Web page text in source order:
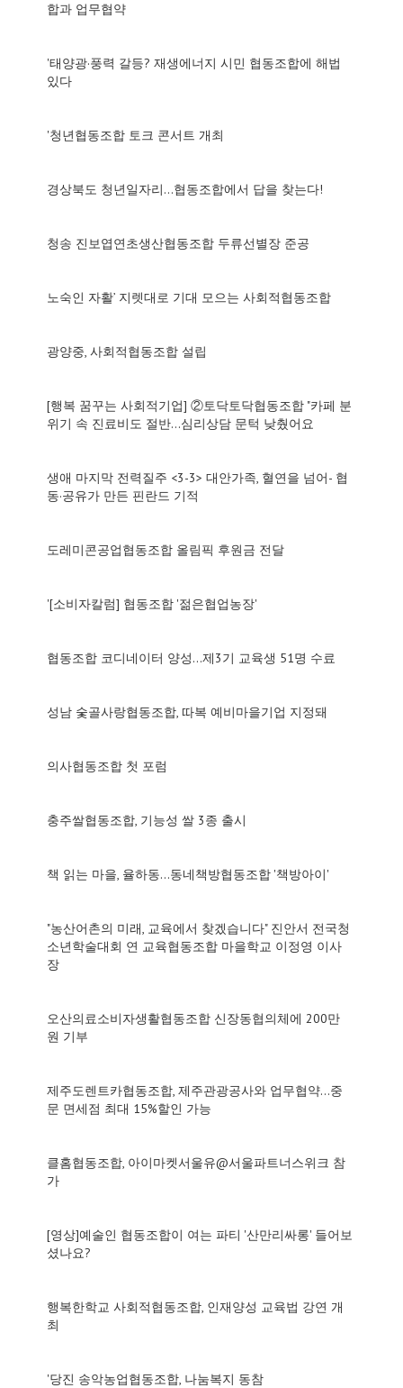
합과 업무협약
'태양광·풍력 갈등? 재생에너지 시민 협동조합에 해법
있다
'청년협동조합 토크 콘서트 개최
경상북도 청년일자리...협동조합에서 답을 찾는다!
청송 진보엽연초생산협동조합 두류선별장 준공
노숙인 자활’ 지렛대로 기대 모으는 사회적협동조합
광양중, 사회적협동조합 설립
[행복 꿈꾸는 사회적기업] ②토닥토닥협동조합 "카페 분
위기 속 진료비도 절반…심리상담 문턱 낮췄어요
생애 마지막 전력질주 <3-3> 대안가족, 혈연을 넘어- 협
동·공유가 만든 핀란드 기적
도레미콘공업협동조합 올림픽 후원금 전달
'[소비자칼럼] 협동조합 '젊은협업농장'
협동조합 코디네이터 양성…제3기 교육생 51명 수료
성남 숯골사랑협동조합, 따복 예비마을기업 지정돼
의사협동조합 첫 포럼
충주쌀협동조합, 기능성 쌀 3종 출시
책 읽는 마을, 율하동…동네책방협동조합 '책방아이'
"농산어촌의 미래, 교육에서 찾겠습니다" 진안서 전국청
소년학술대회 연 교육협동조합 마을학교 이정영 이사
장
오산의료소비자생활협동조합 신장동협의체에 200만
원 기부
제주도렌트카협동조합, 제주관광공사와 업무협약…중
문 면세점 최대 15%할인 가능
클홈협동조합, 아이마켓서울유@서울파트너스위크 참
가
[영상]예술인 협동조합이 여는 파티 '산만리싸롱' 들어보
셨나요?
행복한학교 사회적협동조합, 인재양성 교육법 강연 개
최
'당진 송악농업협동조합, 나눔복지 동참